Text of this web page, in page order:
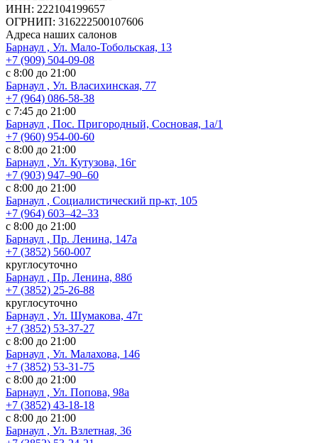
ИНН: 222104199657
ОГРНИП: 316222500107606
Адреса наших салонов
Барнаул , Ул. Мало-Тобольская, 13
+7 (909) 504-09-08
с 8:00 до 21:00
Барнаул , Ул. Власихинская, 77
+7 (964) 086-58-38
с 7:45 до 21:00
Барнаул , Пос. Пригородный, Сосновая, 1а/1
+7 (960) 954-00-60
с 8:00 до 21:00
Барнаул , Ул. Кутузова, 16г
+7 (903) 947‒90‒60
с 8:00 до 21:00
Барнаул , Социалистический пр-кт, 105
+7 (964) 603‒42‒33
с 8:00 до 21:00
Барнаул , Пр. Ленина, 147а
+7 (3852) 560-007
круглосуточно
Барнаул , Пр. Ленина, 88б
+7 (3852) 25-26-88
круглосуточно
Барнаул , Ул. Шумакова, 47г
+7 (3852) 53-37-27
с 8:00 до 21:00
Барнаул , Ул. Малахова, 146
+7 (3852) 53-31-75
с 8:00 до 21:00
Барнаул , Ул. Попова, 98а
+7 (3852) 43-18-18
с 8:00 до 21:00
Барнаул , Ул. Взлетная, 36